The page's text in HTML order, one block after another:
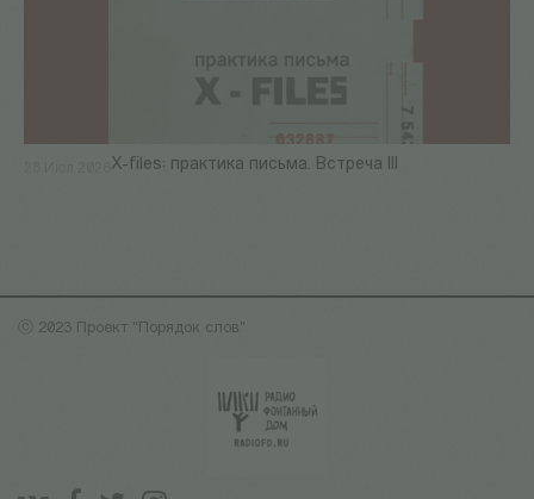
X-files: практика письма. Встреча III
ⓒ 2023 Проект "Порядок слов"